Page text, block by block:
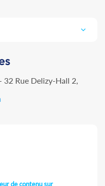
Rue Delizy-Hall 2,
de contenu sur